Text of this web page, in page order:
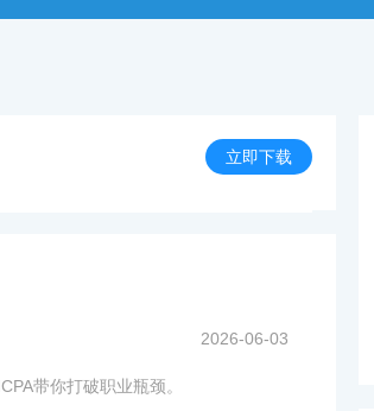
立即下载
2026-06-03
带你打破职业瓶颈。